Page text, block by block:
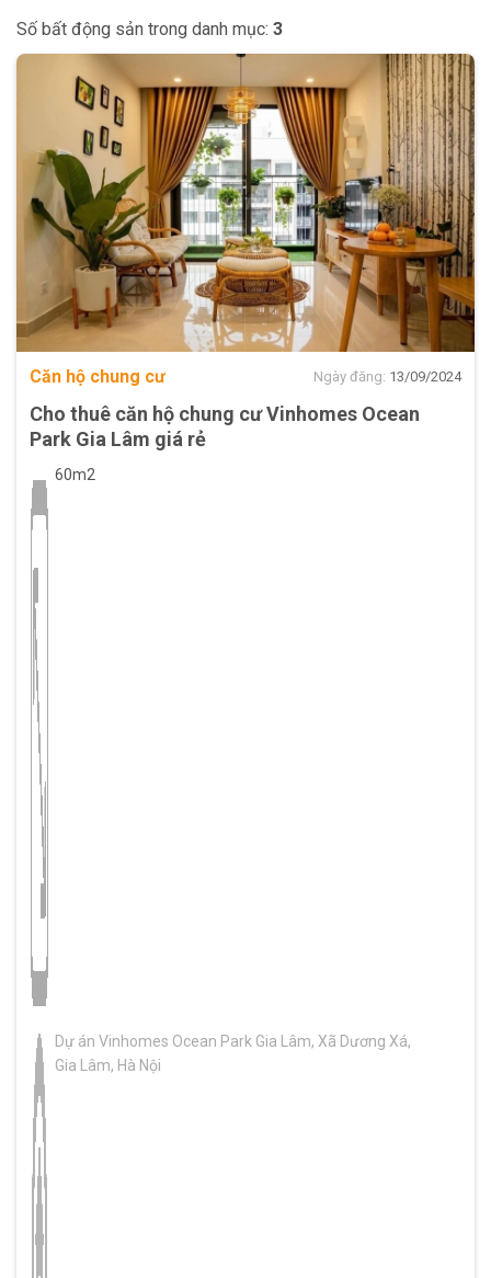
Số bất động sản trong danh mục: 3
Căn hộ chung cư Ngày đăng: 13/09/2024
Cho thuê căn hộ chung cư Vinhomes Ocean
Park Gia Lâm giá rẻ
60m2
Dự án Vinhomes Ocean Park Gia Lâm, Xã Dương Xá,
Gia Lâm, Hà Nội